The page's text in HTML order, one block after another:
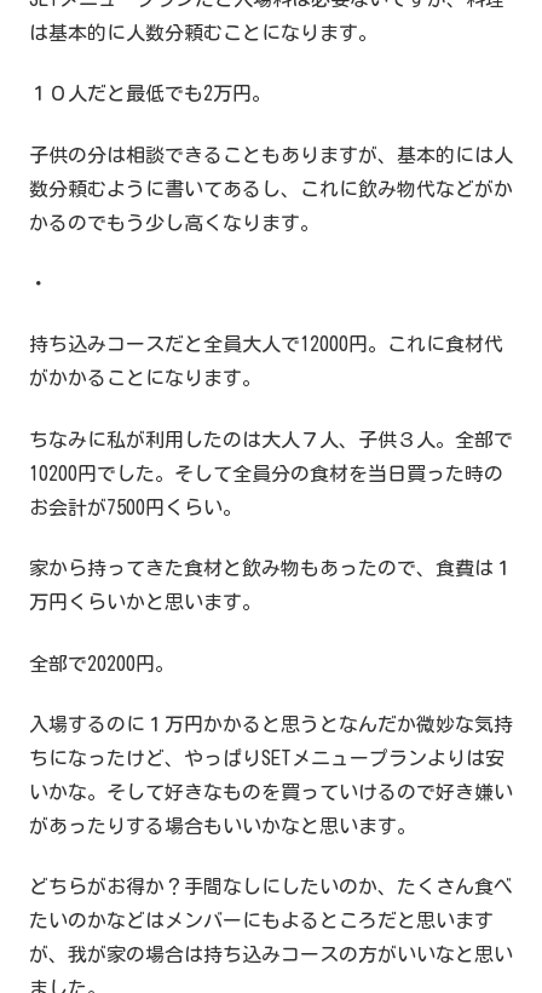
は基本的に人数分頼むことになります。
１０人だと最低でも2万円。
子供の分は相談できることもありますが、基本的には人
数分頼むように書いてあるし、これに飲み物代などがか
かるのでもう少し高くなります。
・
持ち込みコースだと全員大人で12000円。これに食材代
がかかることになります。
ちなみに私が利用したのは大人７人、子供３人。全部で
10200円でした。そして全員分の食材を当日買った時の
お会計が7500円くらい。
家から持ってきた食材と飲み物もあったので、食費は１
万円くらいかと思います。
全部で20200円。
入場するのに１万円かかると思うとなんだか微妙な気持
ちになったけど、やっぱりSETメニュープランよりは安
いかな。そして好きなものを買っていけるので好き嫌い
があったりする場合もいいかなと思います。
どちらがお得か？手間なしにしたいのか、たくさん食べ
たいのかなどはメンバーにもよるところだと思います
が、我が家の場合は持ち込みコースの方がいいなと思い
ました。